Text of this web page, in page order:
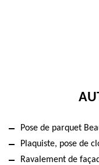
Pose de parquet
Plaquiste, pose de
Ravalement de